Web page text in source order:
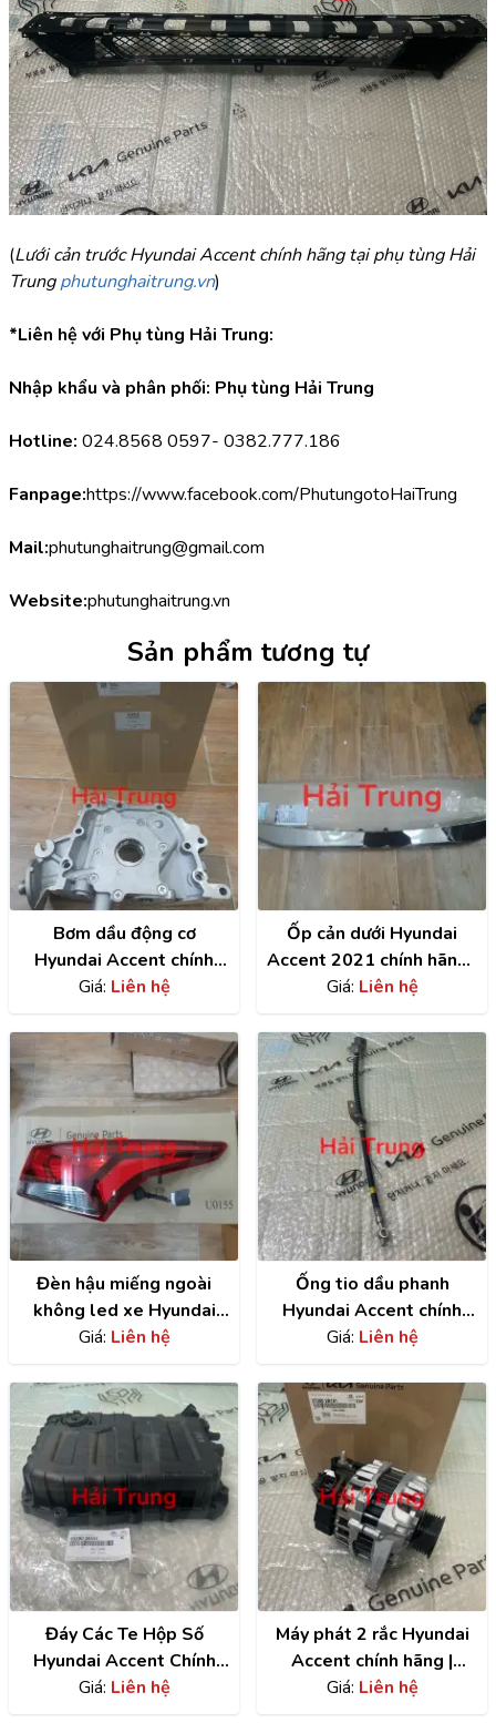
(Lưới cản trước Hyundai Accent chính hãng tại phụ tùng Hải
Trung phutunghaitrung.vn)
*Liên hệ với Phụ tùng Hải Trung:
Nhập khẩu và phân phối: Phụ tùng Hải Trung
Hotline: 024.8568 0597- 0382.777.186
Fanpage:https://www.facebook.com/PhutungotoHaiTrung
Mail:phutunghaitrung@gmail.com
Website:phutunghaitrung.vn
Sản phẩm tương tự
Bơm dầu động cơ
Hyundai Accent chính
hãng | 2131026802
Giá: Liên hệ
Ốp cản dưới Hyundai
Accent 2021 chính hãng |
86577H6510
Giá: Liên hệ
Đèn hậu miếng ngoài
không led xe Hyundai
Accent | 92402H6000
Giá: Liên hệ
Ống tio dầu phanh
Hyundai Accent chính
hãng | 58732A7000
Giá: Liên hệ
Đáy Các Te Hộp Số
Hyundai Accent Chính
Hãng | 4528026101
Giá: Liên hệ
Máy phát 2 rắc Hyundai
Accent chính hãng |
373002B101
Giá: Liên hệ